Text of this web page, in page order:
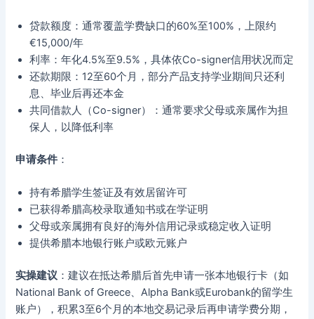
贷款额度：通常覆盖学费缺口的60%至100%，上限约
€15,000/年
利率：年化4.5%至9.5%，具体依Co-signer信用状况而定
还款期限：12至60个月，部分产品支持学业期间只还利
息、毕业后再还本金
共同借款人（Co-signer）：通常要求父母或亲属作为担
保人，以降低利率
申请条件 ：
持有希腊学生签证及有效居留许可
已获得希腊高校录取通知书或在学证明
父母或亲属拥有良好的海外信用记录或稳定收入证明
提供希腊本地银行账户或欧元账户
实操建议 ：建议在抵达希腊后首先申请一张本地银行卡（如
National Bank of Greece、Alpha Bank或Eurobank的留学生
账户），积累3至6个月的本地交易记录后再申请学费分期，